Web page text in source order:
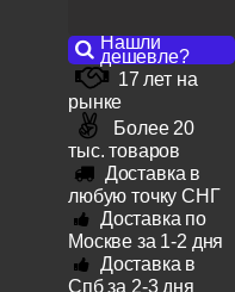
Нашли
дешевле?
17 лет на
рынке
Более 20
тыс. товаров
Доставка в
любую точку СНГ
Доставка по
Москве за 1-2 дня
Доставка в
Спб за 2-3 дня